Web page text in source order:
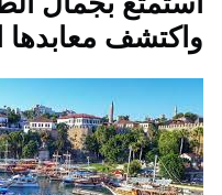
واكتشف معابدها